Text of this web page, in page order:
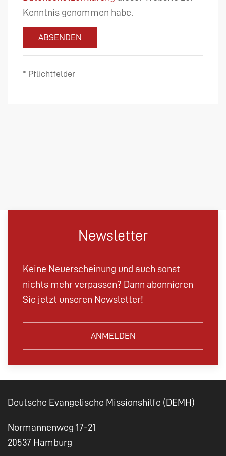
Kenntnis genommen habe.
ABSENDEN
* Pflichtfelder
Newsletter
Keine Neuerscheinung und auch sonst
nichts mehr verpassen? Dann abonnieren
Sie jetzt unseren Newsletter!
ANMELDEN
Deutsche Evangelische Missionshilfe (DEMH)
Normannenweg 17-21
20537 Hamburg